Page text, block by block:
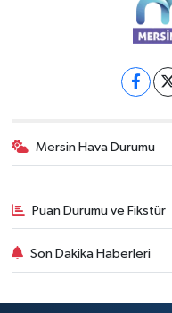
Mersin Hava Durumu
Puan Durumu ve Fikstür
Son Dakika Haberleri